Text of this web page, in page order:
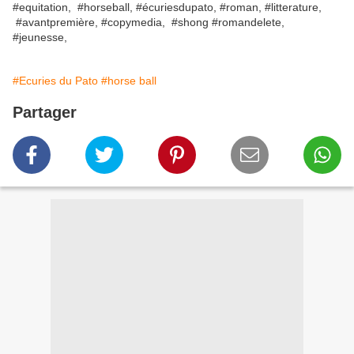
#equitation, #horseball, #écuriesdupato, #roman, #litterature,
#avantpremière, #copymedia, #shong #romandelete,
#jeunesse,
#Ecuries du Pato #horse ball
Partager